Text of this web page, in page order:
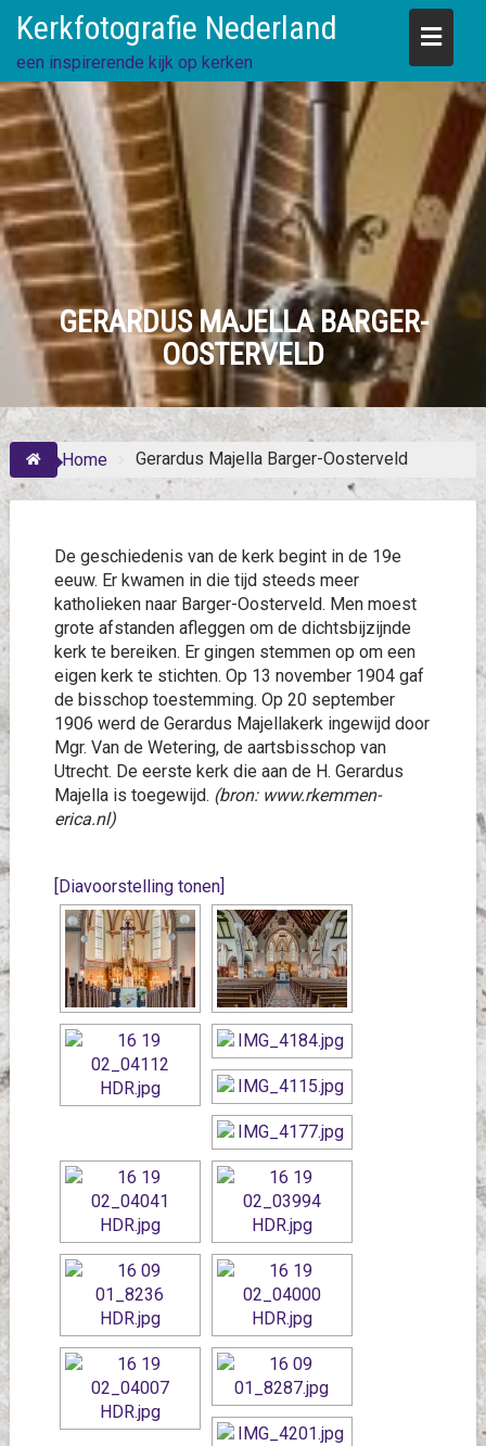
content
Kerkfotografie Nederland
een inspirerende kijk op kerken
GERARDUS MAJELLA BARGER-
OOSTERVELD
Home Gerardus Majella Barger-Oosterveld
De geschiedenis van de kerk begint in de 19e
eeuw. Er kwamen in die tijd steeds meer
katholieken naar Barger-Oosterveld. Men moest
grote afstanden afleggen om de dichtsbijzijnde
kerk te bereiken. Er gingen stemmen op om een
eigen kerk te stichten. Op 13 november 1904 gaf
de bisschop toestemming. Op 20 september
1906 werd de Gerardus Majellakerk ingewijd door
Mgr. Van de Wetering, de aartsbisschop van
Utrecht. De eerste kerk die aan de H. Gerardus
Majella is toegewijd. (bron: www.rkemmen-
erica.nl)
[Diavoorstelling tonen]